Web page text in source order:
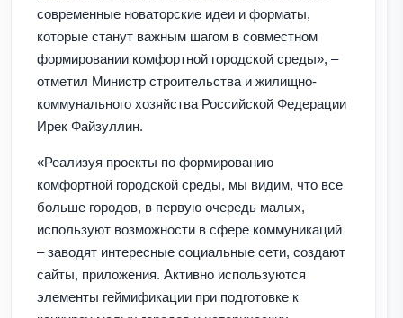
современные новаторские идеи и форматы,
которые станут важным шагом в совместном
формировании комфортной городской среды», –
отметил Министр строительства и жилищно-
коммунального хозяйства Российской Федерации
Ирек Файзуллин.
«Реализуя проекты по формированию
комфортной городской среды, мы видим, что все
больше городов, в первую очередь малых,
используют возможности в сфере коммуникаций
– заводят интересные социальные сети, создают
сайты, приложения. Активно используются
элементы геймификации при подготовке к